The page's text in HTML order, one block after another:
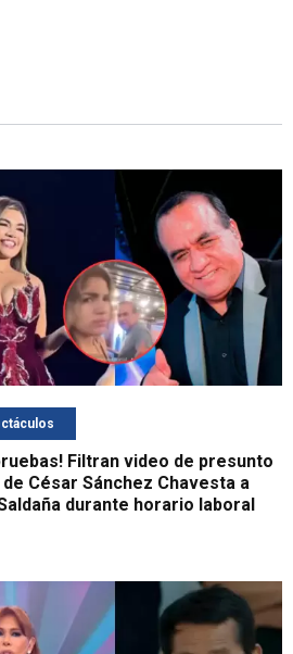
Filtran video de presunto
César Sánchez Chavesta a
durante horario laboral